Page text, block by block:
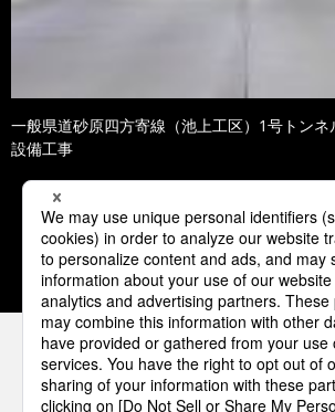
一般県道砂原四方寄線（池上工区）1号トン
設備工事
1 2 3 4 5
パナソニックの電気設備 SNS